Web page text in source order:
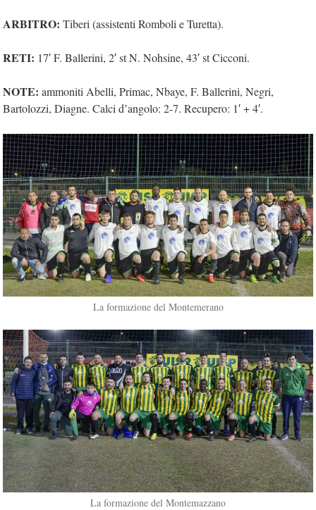
ARBITRO: Tiberi (assistenti Romboli e Turetta).
RETI: 17′ F. Ballerini, 2′ st N. Nohsine, 43′ st Cicconi.
NOTE: ammoniti Abelli, Primac, Nbaye, F. Ballerini, Negri,
Bartolozzi, Diagne. Calci d’angolo: 2-7. Recupero: 1′ + 4′.
La formazione del Montemerano
La formazione del Montemazzano